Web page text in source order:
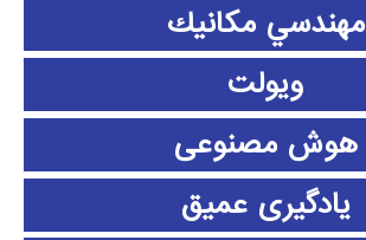
مهندسي مكانيك
ویولت
هوش مصنوعی
یادگیری عمیق